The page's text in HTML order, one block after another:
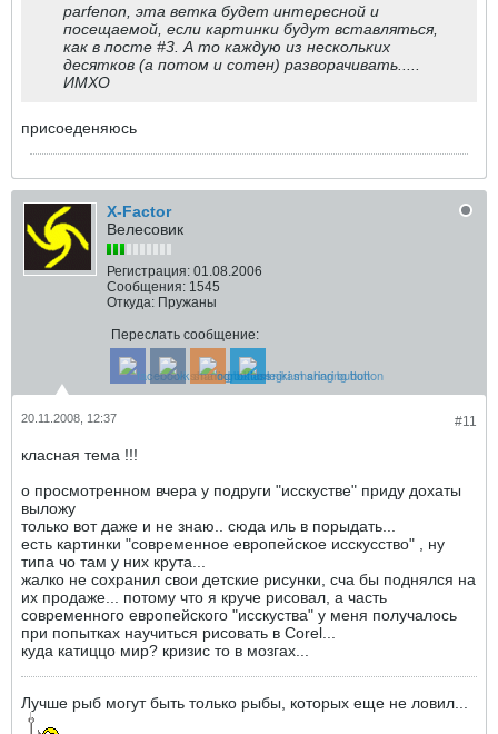
parfenon, эта ветка будет интересной и
посещаемой, если картинки будут вставляться,
как в посте #3. А то каждую из нескольких
десятков (а потом и сотен) разворачивать.....
ИМХО
присоеденяюсь
X-Factor
Велесовик
Регистрация: 01.08.2006
Сообщения: 1545
Откуда: Пружаны
Переслать сообщение:
#11
20.11.2008, 12:37
класная тема !!!
о просмотренном вчера у подруги "исскустве" приду дохаты
выложу
только вот даже и не знаю.. сюда иль в порыдать...
есть картинки "современное европейское исскусство" , ну
типа чо там у них крута...
жалко не сохранил свои детские рисунки, сча бы поднялся на
их продаже... потому что я круче рисовал, а часть
современного европейского "исскуства" у меня получалось
при попытках научиться рисовать в Corel...
куда катиццо мир? кризис то в мозгах...
Лучше рыб могут быть только рыбы, которых еще не ловил...